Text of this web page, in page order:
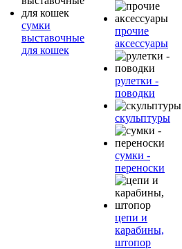
сумки
выставочные
для кошек
прочие
аксессуары
рулетки -
поводки
скульптуры
сумки -
переноски
цепи и
карабины,
штопор